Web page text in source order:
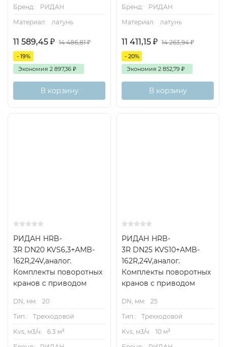
Бренд:
РИДАН
Материал:
латунь
11 589,45 ₽ 14 486,81₽
- 19%
Экономия 2 897,36 ₽
В корзину
Бренд:
РИДАН
Материал:
латунь
11 411,15 ₽ 14 263,94₽
- 20%
Экономия 2 852,79 ₽
В корзину
РИДАН HRB-
3R DN20 KVS6,3+AMB-
162R,24V,аналог.
Комплекты поворотных
кранов с приводом
DN, мм:
20
Тип.:
Трехходовой
Kvs, м3/ч:
6.3 м³
РИДАН HRB-
3R DN25 KVS10+AMB-
162R,24V,аналог.
Комплекты поворотных
кранов с приводом
DN, мм:
25
Тип.:
Трехходовой
Kvs, м3/ч:
10 м³